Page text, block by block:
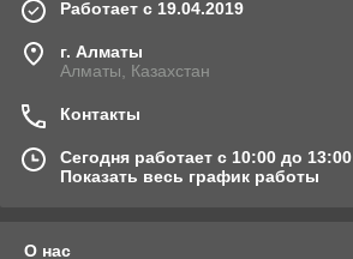
Работает с 19.04.2019
г. Алматы
Алматы, Казахстан
Контакты
Сегодня работает с 10:00 до 13:00
Показать весь график работы
О нас